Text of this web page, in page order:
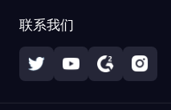
联系我们